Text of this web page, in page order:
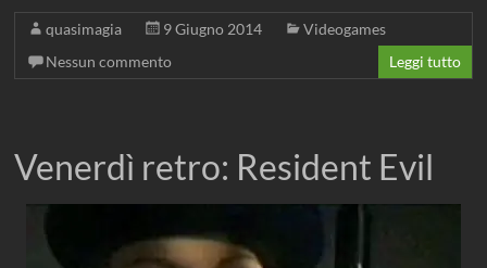
quasimagia 9 Giugno 2014
Videogames
Nessun commento
Leggi tutto
Venerdì retro: Resident Evil